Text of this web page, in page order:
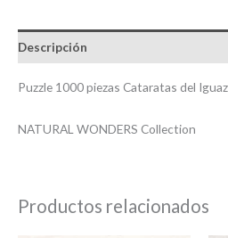
Descripción
Puzzle 1000 piezas Cataratas del
NATURAL WONDERS Collection
Productos relacionados